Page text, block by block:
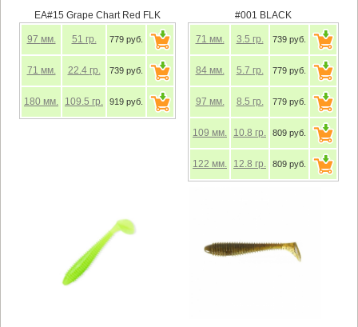
EA#15 Grape Chart Red FLK
97 мм. 51 гр. 779 руб.
71 мм. 22.4 гр. 739 руб.
180 мм. 109.5 гр. 919 руб.
#001 BLACK
71 мм. 3.5 гр. 739 руб.
84 мм. 5.7 гр. 779 руб.
97 мм. 8.5 гр. 779 руб.
109 мм. 10.8 гр. 809 руб.
122 мм. 12.8 гр. 809 руб.